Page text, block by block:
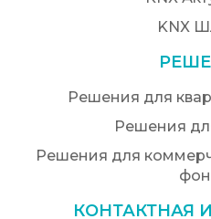
KNX
Решения для
Решения
Решения для
КОНТАКТНАЯ